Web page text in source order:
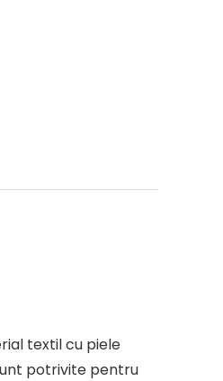
textil cu piele
potrivite pentru